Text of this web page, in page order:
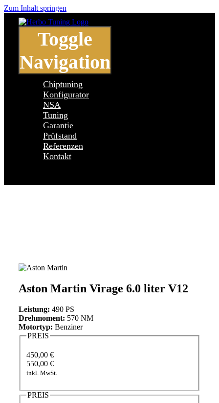
Zum Inhalt springen
Toggle
Navigation
Chiptuning
Konfigurator
NSA
Tuning
Garantie
Prüfstand
Referenzen
Kontakt
Aston Martin Virage 6.0 liter V12
Leistung: 490 PS
Drehmoment: 570 NM
Motortyp: Benziner
PREIS
450,00 €
550,00 €
inkl. MwSt.
PREIS